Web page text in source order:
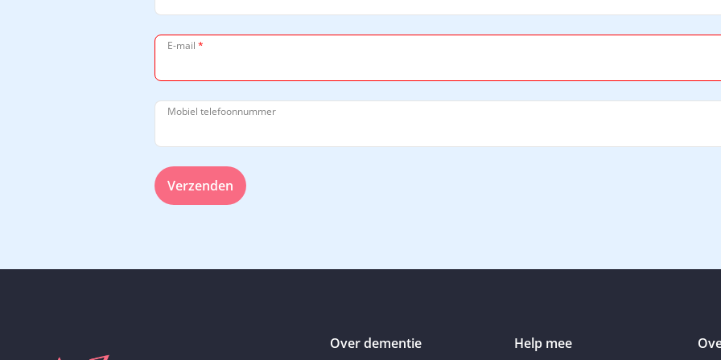
E-mail *
Mobiel telefoonnummer
Verzenden
Over dementie Help mee